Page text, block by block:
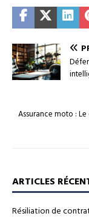
Assurance moto :
ARTICLES
Résiliation de